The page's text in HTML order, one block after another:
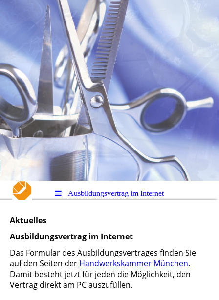
Ausbildungsvertrag im Internet
Aktuelles
Ausbildungsvertrag im Internet
Das Formular des Ausbildungsvertrages finden Sie
auf den Seiten der Handwerkskammer München.
Damit besteht jetzt für jeden die Möglichkeit, den
Vertrag direkt am PC auszufüllen.